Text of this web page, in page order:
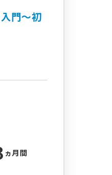
入門～初
ヵ月間